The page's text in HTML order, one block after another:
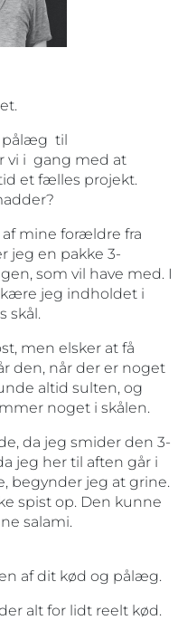
pålæg til
vi i gang med at
et fælles projekt.
mine forældre fra
jeg en pakke 3-
som vil have med. I
jeg indholdet i
skål.
men elsker at få
den, når der er noget
altid sulten, og
noget i skålen.
da jeg smider den 3-
jeg her til aften går i
begynder jeg at grine.
spist op. Den kunne
salami.
af dit kød og pålæg.
alt for lidt reelt kød.